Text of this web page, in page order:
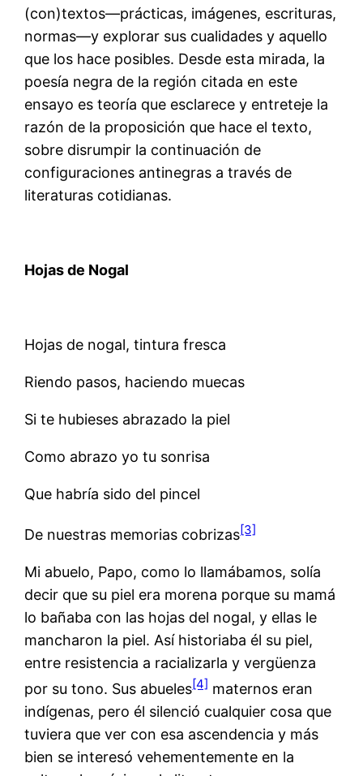
(con)textos—prácticas, imágenes, escrituras,
normas—y explorar sus cualidades y aquello
que los hace posibles. Desde esta mirada, la
poesía negra de la región citada en este
ensayo es teoría que esclarece y entreteje la
razón de la proposición que hace el texto,
sobre disrumpir la continuación de
configuraciones antinegras a través de
literaturas cotidianas.
Hojas de Nogal
Hojas de nogal, tintura fresca
Riendo pasos, haciendo muecas
Si te hubieses abrazado la piel
Como abrazo yo tu sonrisa
Que habría sido del pincel
De nuestras memorias cobrizas[3]
Mi abuelo, Papo, como lo llamábamos, solía
decir que su piel era morena porque su mamá
lo bañaba con las hojas del nogal, y ellas le
mancharon la piel. Así historiaba él su piel,
entre resistencia a racializarla y vergüenza
por su tono. Sus abueles[4] maternos eran
indígenas, pero él silenció cualquier cosa que
tuviera que ver con esa ascendencia y más
bien se interesó vehementemente en la